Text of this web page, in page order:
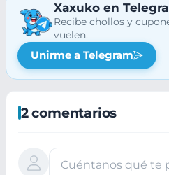
Xaxuko en
Recibe chollos y
vuelen.
Unirme a Telegram
2 comentarios
Cuéntanos qué te